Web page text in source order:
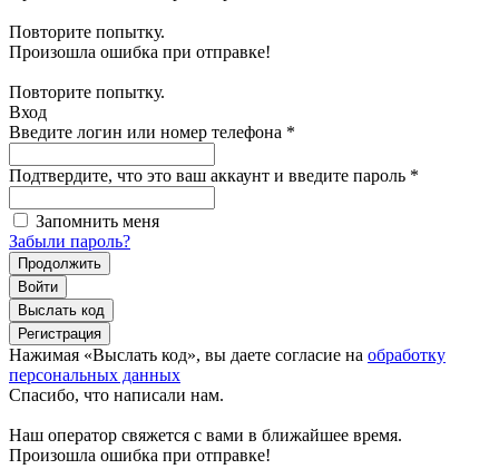
Повторите попытку.
Произошла ошибка при отправке!
Повторите попытку.
Вход
Введите логин или номер телефона *
Подтвердите, что это ваш аккаунт и введите пароль *
Запомнить меня
Забыли пароль?
Продолжить
Войти
Выслать код
Регистрация
Нажимая «Выслать код», вы даете согласие на обработку
персональных данных
Спасибо, что написали нам.
Наш оператор свяжется с вами в ближайшее время.
Произошла ошибка при отправке!